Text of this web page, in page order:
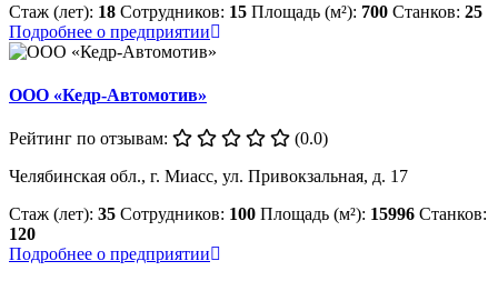
Стаж (лет): 18 Сотрудников: 15 Площадь (м²): 700 Станков: 25
Подробнее о предприятии
ООО «Кедр-Автомотив»
Рейтинг по отзывам:
(0.0)
Челябинская обл., г. Миасс, ул. Привокзальная, д. 17
Стаж (лет): 35 Сотрудников: 100 Площадь (м²): 15996 Станков:
120
Подробнее о предприятии